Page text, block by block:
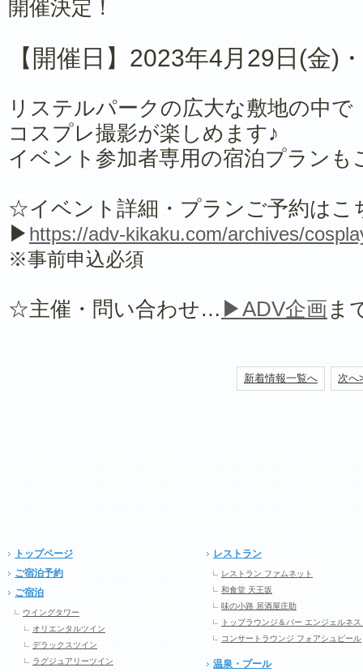
開催決定！
【開催日】2023年4月29日(金)
リステルパークの広大な敷地の中で
コスプレ撮影が楽しめます♪
イベント参加者専用の宿泊プランも
☆イベント詳細・プランご予約は
▶ https://adv-kikaku.com/archives/
※事前申込必須
☆主催・問い合わせ… ▶ADV企画 ま
新着情報一覧へ 次へ
トップページ
ご宿泊予約
ご宿泊
ウイングタワー
オリエンタルツイン
デラックスツイン
ラグジュアリーツイン
レストラン
レストラン ファムネット
和食堂 天王坂
味の小路 居酒屋庄助
トップラウンジ＆バー エンジェルネス
コンサートラウンジ フォアシュピール
温泉・プール